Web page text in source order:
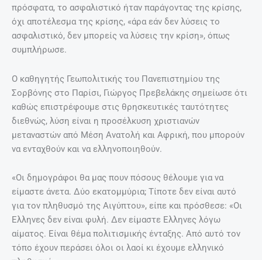
πρόσφατα, το ασφαλιστικό ήταν παράγοντας της κρίσης,
όχι αποτέλεσμα της κρίσης, «άρα εάν δεν λύσεις το
ασφαλιστικό, δεν μπορείς να λύσεις την κρίση», όπως
συμπλήρωσε.
Ο καθηγητής Γεωπολιτικής του Πανεπιστημίου της
Σορβόνης στο Παρίσι, Γιώργος Πρεβελάκης σημείωσε ότι
καθώς επιστρέφουμε στις θρησκευτικές ταυτότητες
διεθνώς, λύση είναι η προσέλκυση χριστιανών
μεταναστών από Μέση Ανατολή και Αφρική, που μπορούν
να ενταχθούν και να ελληνοποιηθούν.
«Οι δημογράφοι θα μας πουν πόσους θέλουμε για να
είμαστε άνετα. Δύο εκατομμύρια; Τίποτε δεν είναι αυτό
για τον πληθυσμό της Αιγύπτου», είπε και πρόσθεσε: «Οι
Ελληνες δεν είναι φυλή. Δεν είμαστε Ελληνες λόγω
αίματος. Είναι θέμα πολιτισμικής ένταξης. Από αυτό τον
τόπο έχουν περάσει όλοι οι λαοί κι έχουμε ελληνικό